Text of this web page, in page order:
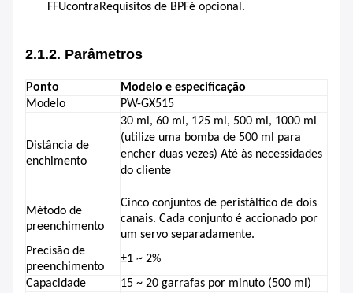
FFUcontraRequisitos de BPFé opcional.
2.1.2. Parâmetros
Ponto
Modelo e especificação
Modelo
PW-GX515
Distância de
enchimento
30 ml, 60 ml, 125 ml, 500 ml, 1000 ml
(utilize uma bomba de 500 ml para
encher duas vezes) Até às necessidades
do cliente
Método de
preenchimento
Cinco conjuntos de peristáltico de dois
canais. Cada conjunto é accionado por
um servo separadamente.
Precisão de
preenchimento
±1 ~ 2%
Capacidade
15 ~ 20 garrafas por minuto (500 ml)